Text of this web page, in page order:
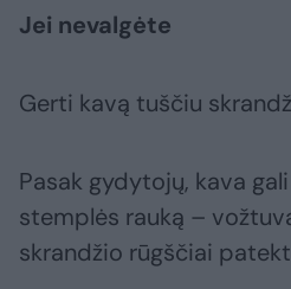
Jei nevalgėte
Gerti kavą tuščiu
Pasak gydytojų, kava
stemplės rauką –
skrandžio rūgščiai